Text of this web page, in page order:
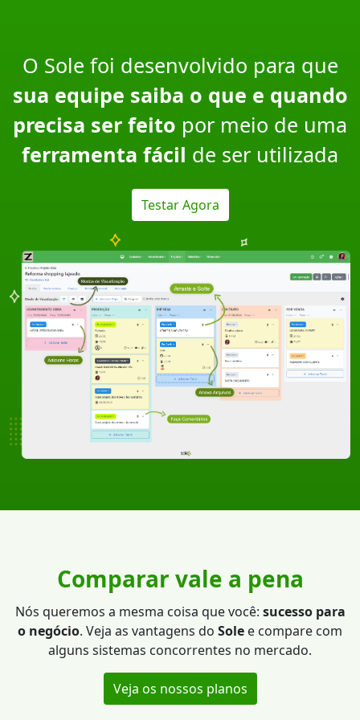
O Sole foi desenvolvido para que
sua equipe saiba o que e quando
precisa ser feito por meio de uma
ferramenta fácil de ser utilizada
Testar Agora
Comparar vale a pena
Nós queremos a mesma coisa que você: sucesso para
o negócio. Veja as vantagens do Sole e compare com
alguns sistemas concorrentes no mercado.
Veja os nossos planos